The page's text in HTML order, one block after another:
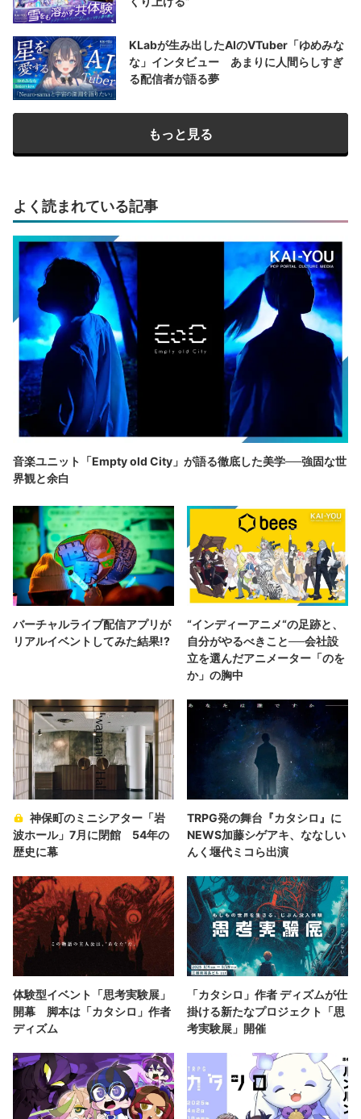
KLabが生み出したAIのVTuber「ゆめみな
な」インタビュー あまりに人間らしすぎ
る配信者が語る夢
もっと見る
よく読まれている記事
音楽ユニット「Empty old City」が語る徹底した美学──強固な世
界観と余白
バーチャルライブ配信アプリが
リアルイベントしてみた結果!?
“インディーアニメ“の足跡と、
自分がやるべきこと──会社設
立を選んだアニメーター「のを
か」の胸中
神保町のミニシアター「岩
波ホール」7月に閉館 54年の
歴史に幕
TRPG発の舞台『カタシロ』に
NEWS加藤シゲアキ、ななしい
んく堰代ミコら出演
体験型イベント「思考実験展」
開幕 脚本は「カタシロ」作者
ディズム
「カタシロ」作者 ディズムが仕
掛ける新たなプロジェクト「思
考実験展」開催